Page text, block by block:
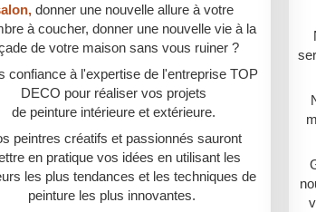
donner une nouvelle allure à votre
à coucher, donner une nouvelle vie à la
de votre maison sans vous ruiner ?
confiance à l'expertise de l'entreprise TOP
DECO pour réaliser vos projets
de peinture intérieure et extérieure.
peintres créatifs et passionnés sauront
en pratique vos idées en utilisant les
les plus tendances et les techniques de
peinture les plus innovantes.